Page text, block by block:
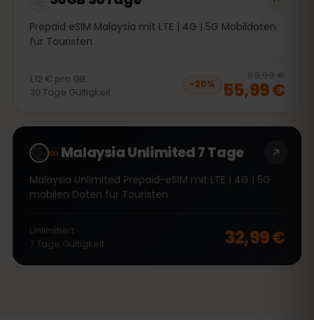
Prepaid eSIM Malaysia mit LTE | 4G | 5G Mobildaten
für Touristen
1,12 € pro GB
30 Tage Gültigkeit
−20%
69,99 €
55,99 €
∞Malaysia Unlimited 7 Tage
Malaysia Unlimited Prepaid-eSIM mit LTE | 4G | 5G
mobilen Daten für Touristen
Unlimitiert
7 Tage Gültigkeit 32,99 €